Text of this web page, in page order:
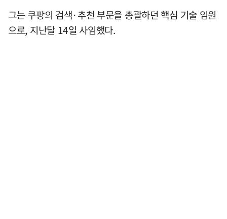
그는 쿠팡의 검색·추천 부문을 총괄하던 핵심 기술 임원
으로, 지난달 14일 사임했다.